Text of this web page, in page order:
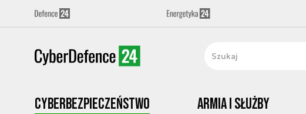
Cyberbezpieczeństwo Armia i Służby